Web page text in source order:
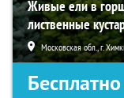
Живые ели в
лиственные
Московская обл., г.
Бесплатно